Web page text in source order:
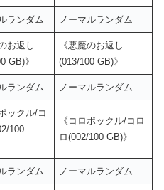
ランダム ノーマルランダム
お返し
GB)》
《悪魔のお返し
(013/100 GB)》
ランダム ノーマルランダム
ックル/コ
100
《コロポックル/コロ
ロ(002/100 GB)》
ランダム ノーマルランダム